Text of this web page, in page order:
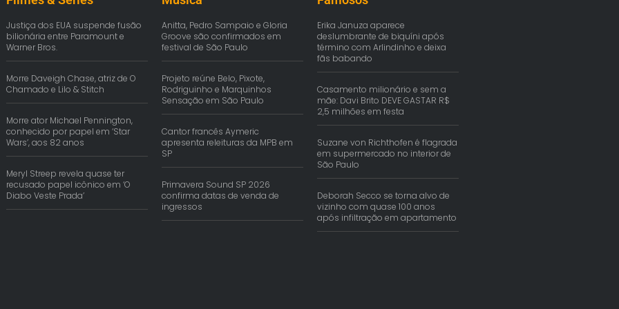
Justiça dos EUA suspende fusão
bilionária entre Paramount e
Warner Bros.
Morre Daveigh Chase, atriz de O
Chamado e Lilo & Stitch
Morre ator Michael Pennington,
conhecido por papel em ‘Star
Wars’, aos 82 anos
Meryl Streep revela quase ter
recusado papel icônico em ‘O
Diabo Veste Prada’
Anitta, Pedro Sampaio e Gloria
Groove são confirmados em
festival de São Paulo
Projeto reúne Belo, Pixote,
Rodriguinho e Marquinhos
Sensação em São Paulo
Cantor francês Aymeric
apresenta releituras da MPB em
SP
Primavera Sound SP 2026
confirma datas de venda de
ingressos
Erika Januza aparece
deslumbrante de biquíni após
término com Arlindinho e deixa
fãs babando
Casamento milionário e sem a
mãe: Davi Brito DEVE GASTAR R$
2,5 milhões em festa
Suzane von Richthofen é flagrada
em supermercado no interior de
São Paulo
Deborah Secco se torna alvo de
vizinho com quase 100 anos
após infiltração em apartamento